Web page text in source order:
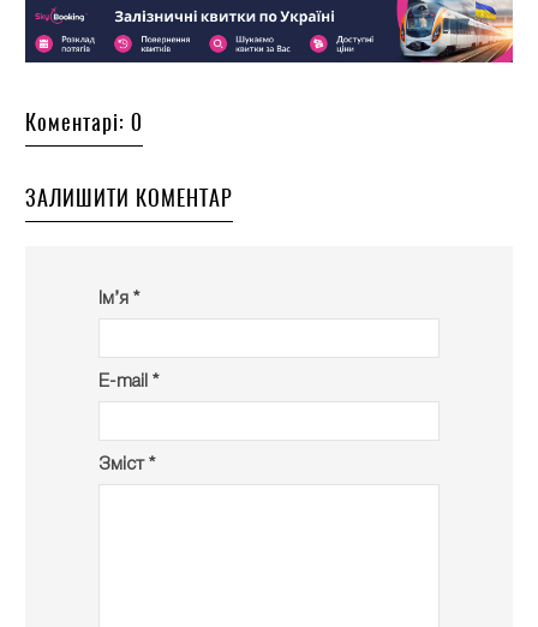
Коментарі: 0
ЗАЛИШИТИ КОМЕНТАР
Ім’я *
E-mail *
Зміст *